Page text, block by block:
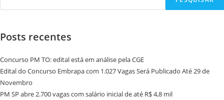
Posts recentes
Concurso PM TO: edital está em análise pela CGE
Edital do Concurso Embrapa com 1.027 Vagas Será Publicado Até 29 de
Novembro
PM SP abre 2.700 vagas com salário inicial de até R$ 4,8 mil